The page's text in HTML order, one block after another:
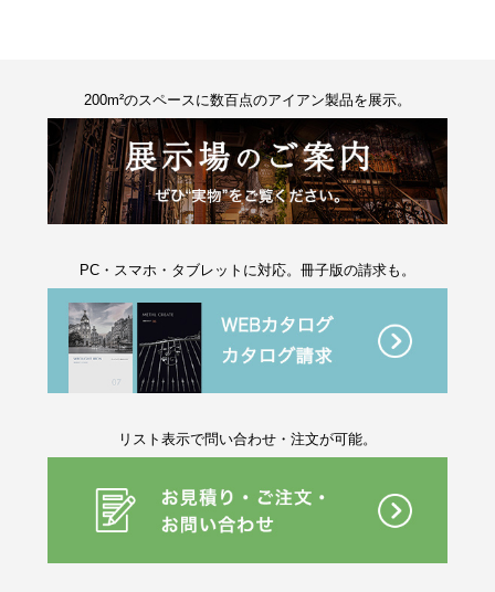
200m²のスペースに数百点のアイアン製品を展示。
PC・スマホ・タブレットに対応。冊子版の請求も。
リスト表示で問い合わせ・注文が可能。